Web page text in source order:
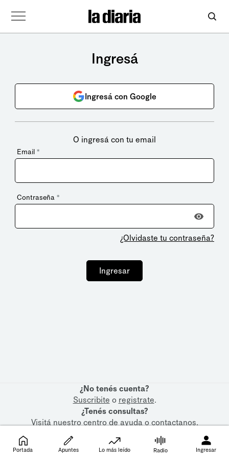
Ingresá
Ingresá con Google
O ingresá con tu email
Email *
Contraseña *
¿Olvidaste tu contraseña?
Ingresar
¿No tenés cuenta?
Suscribite o registrate.
¿Tenés consultas?
Visitá nuestrocentro de ayudaocontactanos.
Portada Apuntes Lo más leído Radio Ingresar